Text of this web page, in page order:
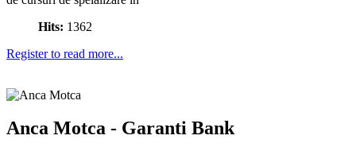
Hits: 1362
Register to read more...
Anca Motca - Garanti Bank